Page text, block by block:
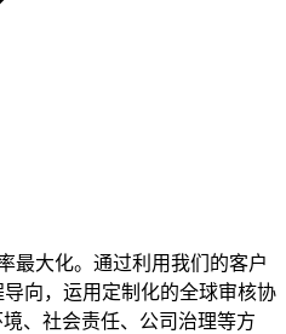
最大化。通过利用我们的客户
向，运用定制化的全球审核协
、社会责任、公司治理等方